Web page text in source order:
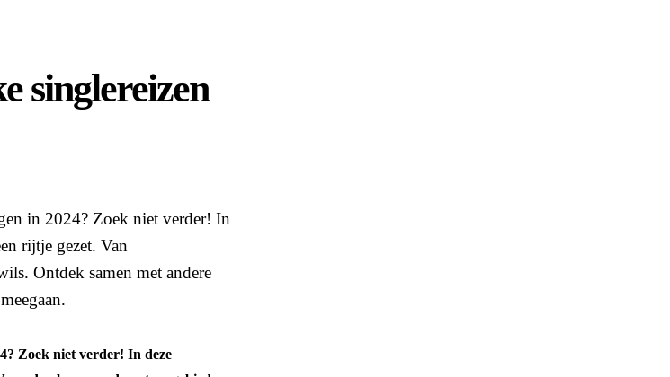
singlereizen
in 2024? Zoek niet verder! In
rijtje gezet. Van
Ontdek samen met andere
Zoek niet verder! In deze